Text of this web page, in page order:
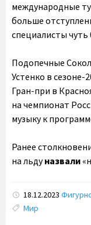
международные
больше
специалисты чуть
Подопечные
Устенко в сезоне-
Гран-при в
на чемпионат
музыку к
Ранее
на льдуназвали
18.12.2023
Tags:
Мир